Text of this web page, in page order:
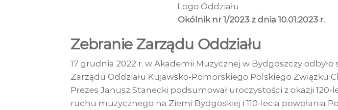
Logo Oddziału
Okólnik nr 1/2023 z dnia 10.01.2023 r.
Zebranie Zarządu Oddziału
17 grudnia 2022 r. w Akademii Muzycznej w Bydgoszczy odbyło
Zarządu Oddziału Kujawsko-Pomorskiego Polskiego Związku
Prezes Janusz Stanecki podsumował uroczystości z okazji 120-
ruchu muzycznego na Ziemi Bydgoskiej i 110-lecia powołania